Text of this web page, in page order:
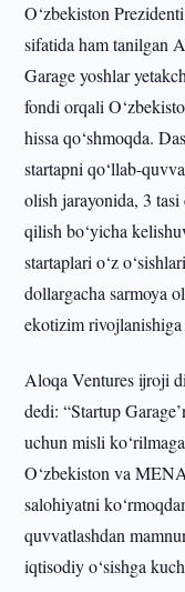
O‘zbekiston
sifatida ham tanilgan
Garage yoshlar
fondi orqali
hissa qo‘shmoqda.
startapni qo‘llab-
olish jarayonida, 3
qilish bo‘yicha
startaplari o‘z
dollargacha sarmoya
ekotizim
Aloqa Ventures ijroji
dedi: “Startup
uchun misli
O‘zbekiston va
salohiyatni
quvvatlashdan
iqtisodiy o‘sishga